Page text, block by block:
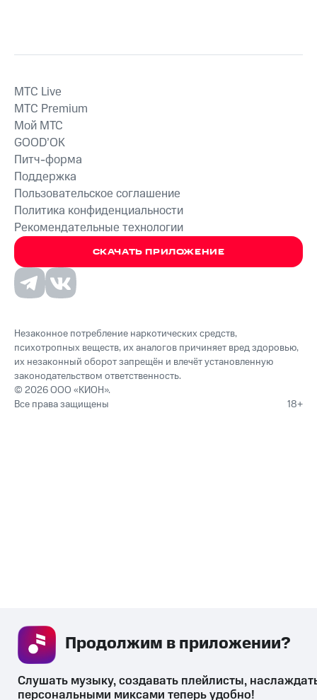
СКАЧАТЬ ПРИЛОЖЕНИЕ
MTС Live
MTС Premium
Мой МТС
GOOD’OK
Питч-форма
Поддержка
Пользовательское соглашение
Политика конфиденциальности
Рекомендательные технологии
Незаконное потребление наркотических средств,
психотропных веществ, их аналогов причиняет вред здоровью,
их незаконный оборот запрещён и влечёт установленную
законодательством ответственность.
© 2026 ООО «КИОН».
Все права защищены
18+
Продолжим в приложении?
Слушать музыку, создавать плейлисты,
персональными миксами теперь удобно!